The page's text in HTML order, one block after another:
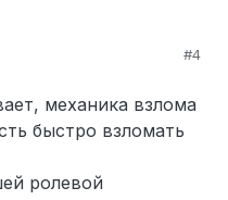
в TAB-меню) нет
2024.06.10
открываеться
ломаеться
#4
механика взлома
быстро взломать
ролевой